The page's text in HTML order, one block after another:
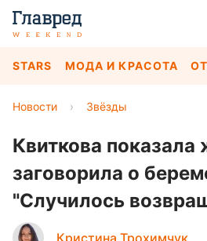
STARS МОДА И КРАСОТА
Новости › Звёзды
Квиткова показала
заговорила о
"Случилось
Кристина Трохимчук